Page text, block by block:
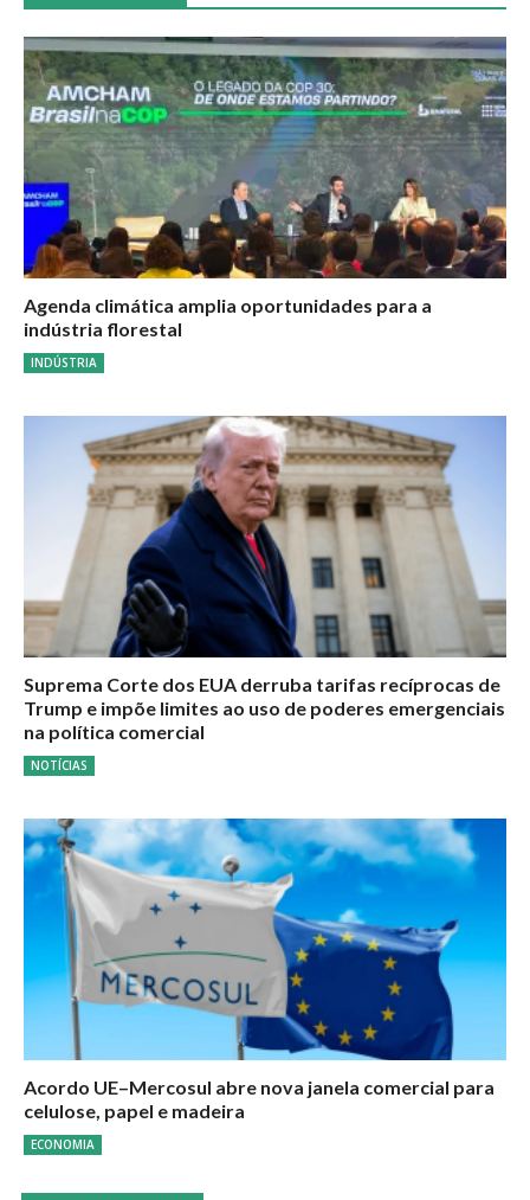
Agenda climática amplia oportunidades para a
indústria florestal
INDÚSTRIA
Suprema Corte dos EUA derruba tarifas recíprocas de
Trump e impõe limites ao uso de poderes emergenciais
na política comercial
NOTÍCIAS
Acordo UE–Mercosul abre nova janela comercial para
celulose, papel e madeira
ECONOMIA